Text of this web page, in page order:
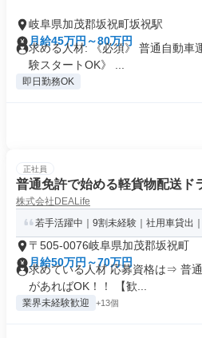
岐阜県加茂郡坂祝町坂祝駅
月給45万円～80万円
求める人材: 《必須》 普通自動
験スタートOK》 ...
即日勤務OK
正社員
普通免許で始める軽貨物配送ド
株式会社DEALife
若手活躍中｜9割未経験｜社用車貸出
〒505-0076岐阜県加茂郡坂祝町
月給50万円～70万円
求めている人材 応募資格は⇒ 普
があればOK！！ 【歓...
業界未経験歓迎 +13個